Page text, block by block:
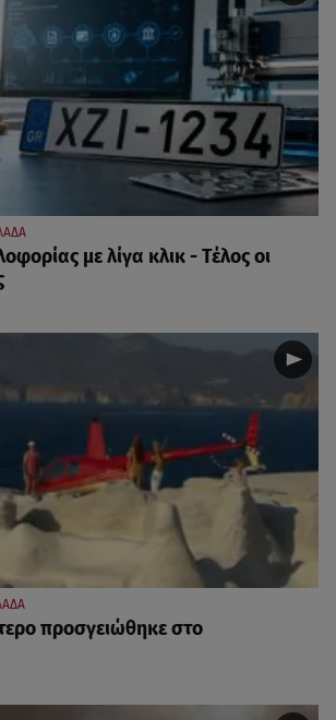
με λίγα κλικ - Τέλος οι
προσγειώθηκε στο